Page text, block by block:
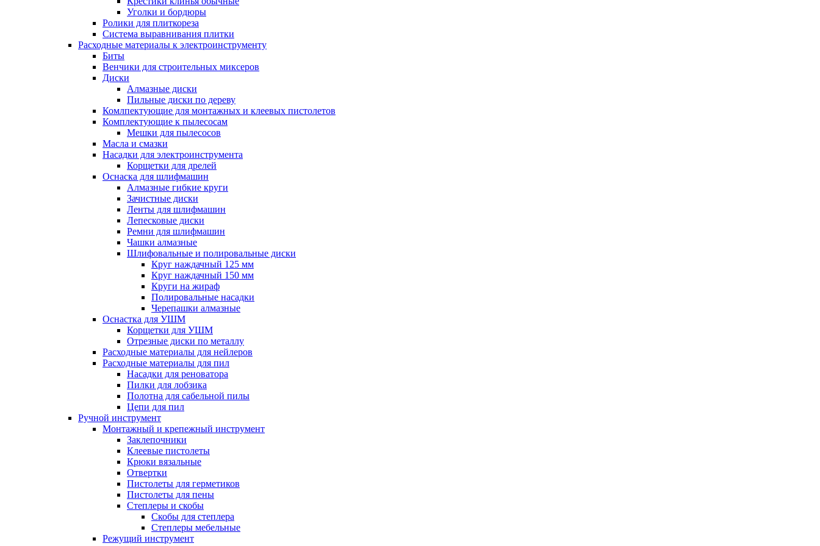
Уголки и бордюры
Ролики для плиткореза
Система выравнивания плитки
Расходные материалы к электроинструменту
Биты
Венчики для строительных миксеров
Диски
Алмазные диски
Пильные диски по дереву
Комлпектующие для монтажных и клеевых пистолетов
Комплектующие к пылесосам
Мешки для пылесосов
Масла и смазки
Насадки для электроинструмента
Корщетки для дрелей
Оснаска для шлифмашин
Алмазные гибкие круги
Зачистные диски
Ленты для шлифмашин
Лепесковые диски
Ремни для шлифмашин
Чашки алмазные
Шлифовальные и полировальные диски
Круг наждачный 125 мм
Круг наждачный 150 мм
Круги на жираф
Полировальные насадки
Черепашки алмазные
Оснастка для УШМ
Корщетки для УШМ
Отрезные диски по металлу
Расходные материалы для нейлеров
Расходные материалы для пил
Насадки для реноватора
Пилки для лобзика
Полотна для сабельной пилы
Цепи для пил
Ручной инструмент
Монтажный и крепежный инструмент
Заклепочники
Клеевые пистолеты
Крюки вязальные
Отвертки
Пистолеты для герметиков
Пистолеты для пены
Степлеры и скобы
Скобы для степлера
Степлеры мебельные
Режущий инструмент